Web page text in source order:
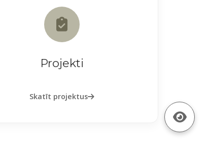
Projekti
Skatīt projektus